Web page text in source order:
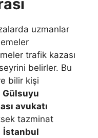
uzmanlar
trafik kazası
belirler. Bu
bilir kişi
Gülsuyu
avukatı
tazminat
İstanbul